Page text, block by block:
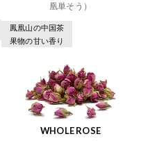
凰単そう）
鳳凰山の中国茶
果物の甘い香り
WHOLE ROSE